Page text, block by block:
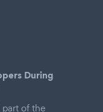
During
of the